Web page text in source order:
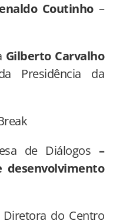
Coutinho –
Gilberto Carvalho
Presidência da
de Diálogos –
desenvolvimento
Diretora do Centro